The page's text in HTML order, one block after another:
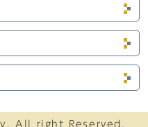
All right Reserved.